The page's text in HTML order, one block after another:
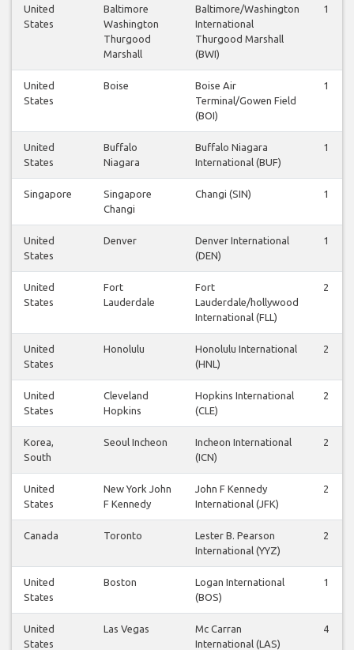
United
States
Baltimore
Washington
Thurgood
Marshall
Baltimore/Washington
International
Thurgood Marshall
(BWI)
1
United
States
Boise
Boise Air
Terminal/Gowen Field
(BOI)
1
United
States
Buffalo
Niagara
Buffalo Niagara
International (BUF)
1
Singapore
Singapore
Changi
Changi (SIN) 1
United
States
Denver
Denver International
(DEN)
1
United
States
Fort
Lauderdale
Fort
Lauderdale/hollywood
International (FLL)
2
United
States
Honolulu
Honolulu International
(HNL)
2
United
States
Cleveland
Hopkins
Hopkins International
(CLE)
2
Korea,
South
Seoul Incheon
Incheon International
(ICN)
2
United
States
New York John
F Kennedy
John F Kennedy
International (JFK)
2
Canada Toronto
Lester B. Pearson
International (YYZ)
2
United
States
Boston
Logan International
(BOS)
1
United
States
Las Vegas
Mc Carran
International (LAS)
4